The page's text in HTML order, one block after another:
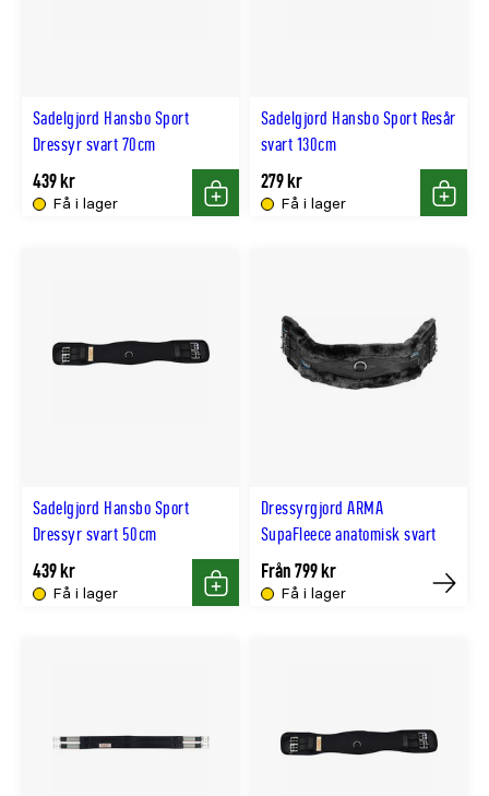
Sadelgjord Hansbo Sport
Dressyr svart 70cm
Få i lager
439 kr
Köp
Sadelgjord Hansbo Sport Resår
svart 130cm
Få i lager
279 kr
Köp
Sadelgjord Hansbo Sport
Dressyr svart 50cm
Få i lager
439 kr
Köp
Dressyrgjord ARMA
SupaFleece anatomisk svart
Få i lager
Från 799 kr
Köp